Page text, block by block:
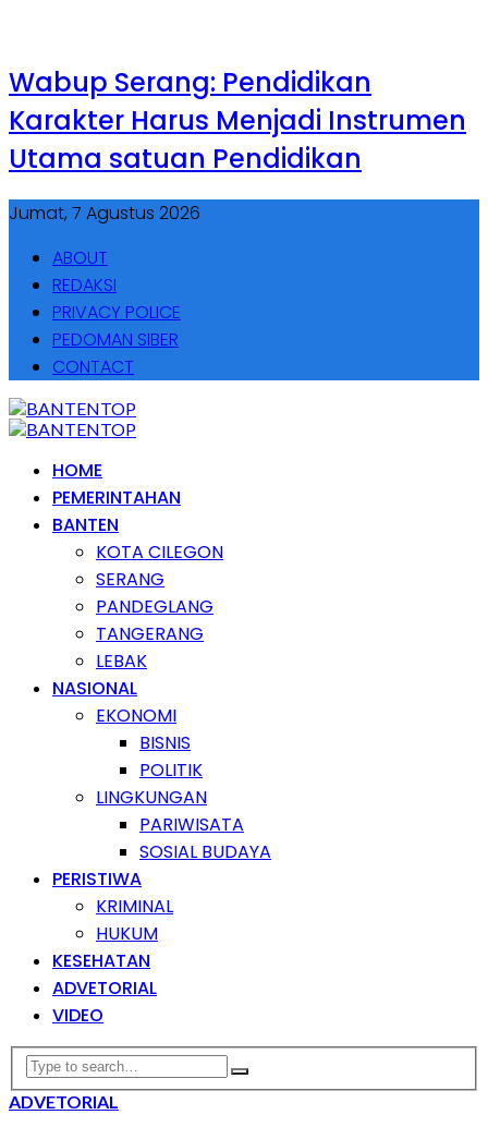
Wabup Serang: Pendidikan
Karakter Harus Menjadi Instrumen
Utama satuan Pendidikan
Jumat, 7 Agustus 2026
ABOUT
REDAKSI
PRIVACY POLICE
PEDOMAN SIBER
CONTACT
HOME
PEMERINTAHAN
BANTEN
KOTA CILEGON
SERANG
PANDEGLANG
TANGERANG
LEBAK
NASIONAL
EKONOMI
BISNIS
POLITIK
LINGKUNGAN
PARIWISATA
SOSIAL BUDAYA
PERISTIWA
KRIMINAL
HUKUM
KESEHATAN
ADVETORIAL
VIDEO
ADVETORIAL